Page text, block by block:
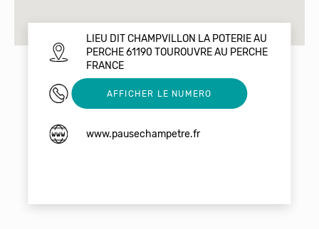
LIEU DIT CHAMPVILLON LA POTERIE AU
PERCHE 61190 TOUROUVRE AU PERCHE
FRANCE
02 33 73 61 00
AFFICHER LE NUMERO
www.pausechampetre.fr